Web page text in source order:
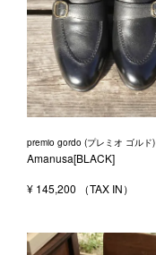
premio gordo (プレミオ ゴルド)
Amanusa[BLACK]
¥ 145,200